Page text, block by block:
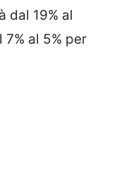
dal 19% al
al 5% per